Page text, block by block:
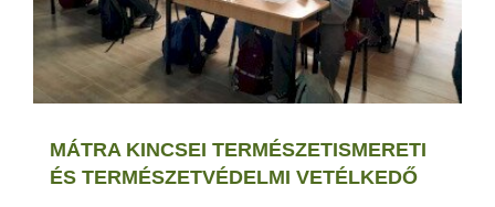
MÁTRA KINCSEI TERMÉSZETISMERETI
ÉS TERMÉSZETVÉDELMI VETÉLKEDŐ